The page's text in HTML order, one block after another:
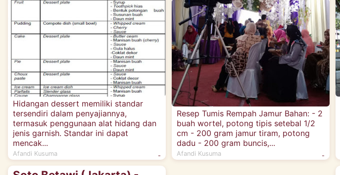
Hidangan dessert memiliki standar
tersendiri dalam penyajiannya,
termasuk penggunaan alat hidang dan
jenis garnish. Standar ini dapat
mencak...
Afandi Kusuma -
Resep Tumis Rempah Jamur Bahan : - 2
buah wortel, potong tipis setebal 1/2
cm - 200 gram jamur tiram, potong
dadu - 200 gram buncis,...
Afandi Kusuma -